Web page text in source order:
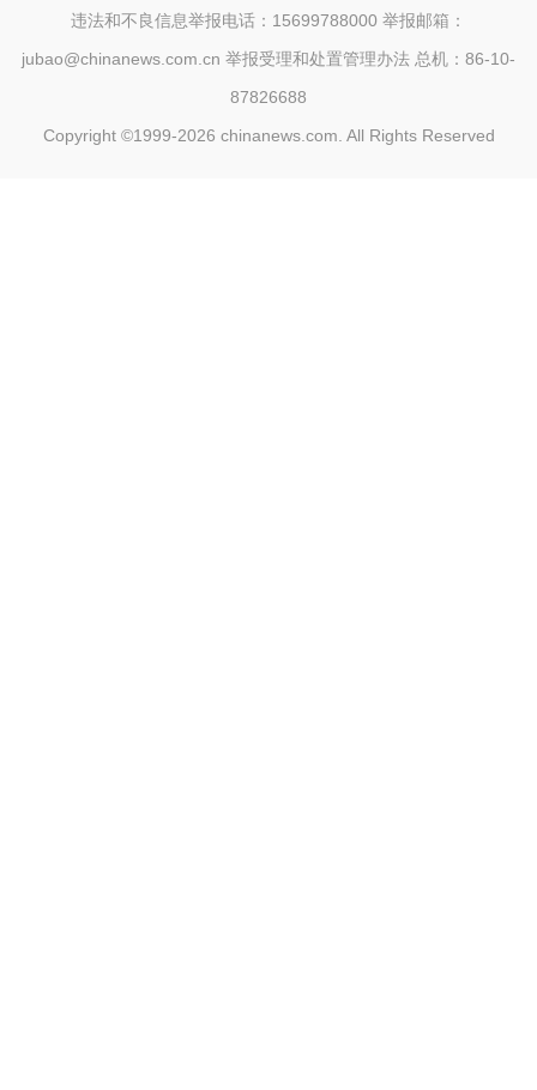
违法和不良信息举报电话：15699788000 举报邮箱：
jubao@chinanews.com.cn 举报受理和处置管理办法 总机：86-10-
87826688
Copyright ©1999-2026 chinanews.com. All Rights Reserved